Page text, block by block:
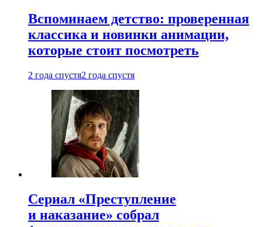
Вспоминаем детство: проверенная
классика и новинки анимации,
которые стоит посмотреть
2 года спустя2 года спустя
Сериал «Преступление
и наказание» собрал